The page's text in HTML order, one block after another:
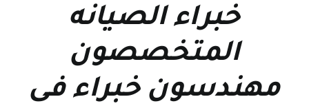
خبراء الصيانه
المتخصصون
مهندسون خبراء فى